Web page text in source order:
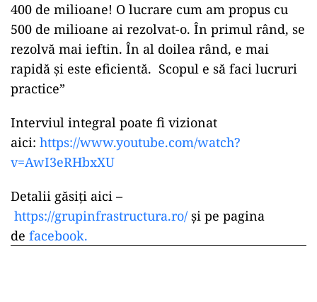
400 de milioane! O lucrare cum am propus cu
500 de milioane ai rezolvat-o. În primul rând, se
rezolvă mai ieftin. În al doilea rând, e mai
rapidă și este eficientă. Scopul e să faci lucruri
practice”
Interviul integral poate fi vizionat
aici: https://www.youtube.com/watch?
v=AwI3eRHbxXU
Detalii găsiți aici –
https://grupinfrastructura.ro/ și pe pagina
de facebook.